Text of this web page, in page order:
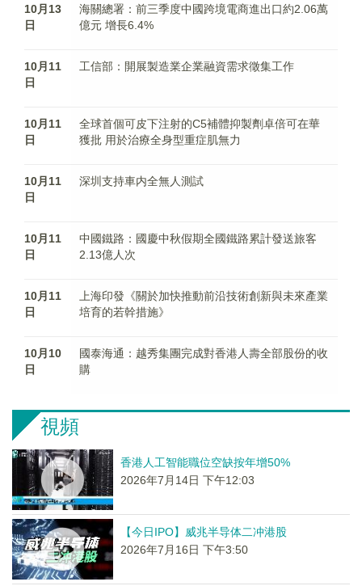
10月13
日
海關總署：前三季度中國跨境電商進出口約2.06萬
億元 增長6.4%
10月11
日
工信部：開展製造業企業融資需求徵集工作
10月11
日
全球首個可皮下注射的C5補體抑製劑卓倍可在華
獲批 用於治療全身型重症肌無力
10月11
日
深圳支持車内全無人測試
10月11
日
中國鐵路：國慶中秋假期全國鐵路累計發送旅客
2.13億人次
10月11
日
上海印發《關於加快推動前沿技術創新與未來產業
培育的若幹措施》
10月10
日
國泰海通：越秀集團完成對香港人壽全部股份的收
購
視頻
香港人工智能職位空缺按年增50%
2026年7月14日 下午12:03
【今日IPO】威兆半导体二冲港股
2026年7月16日 下午3:50